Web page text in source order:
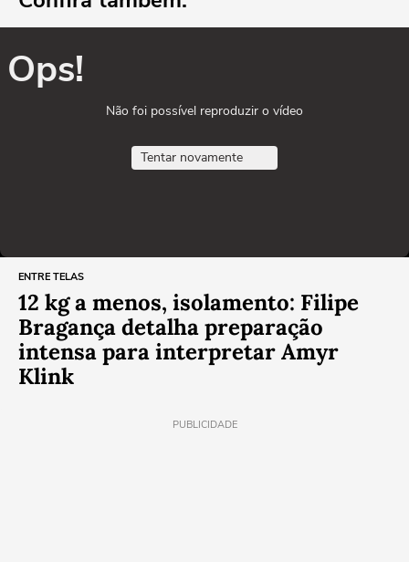
Ops!
Não foi possível reproduzir o vídeo
Tentar novamente
ENTRE TELAS
12 kg a menos, isolamento: Filipe
Bragança detalha preparação
intensa para interpretar Amyr
Klink
PUBLICIDADE